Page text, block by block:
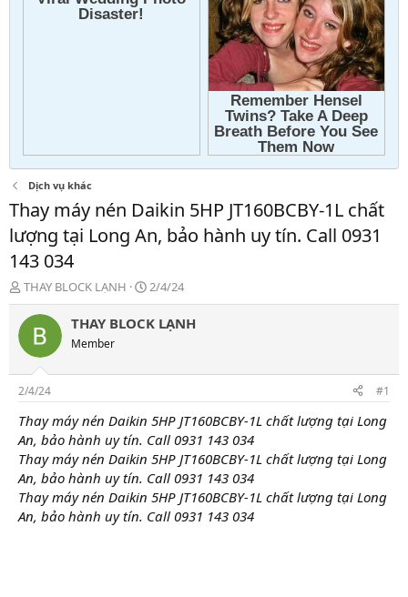
Dịch vụ khác
Thay máy nén Daikin 5HP JT160BCBY-1L chất
lượng tại Long An, bảo hành uy tín. Call 0931
143 034
T
h
r
a
s
t
a
r
t
e
r
THAY BLOCK LẠNH
N
g
à
2/4/24
THAY BLOCK LẠNH
Member
2/4/24 #1
Thay máy nén Daikin 5HP JT160BCBY-1L chất lượng tại Long
An, bảo hành uy tín. Call 0931 143 034
Thay máy nén Daikin 5HP JT160BCBY-1L chất lượng tại Long
An, bảo hành uy tín. Call 0931 143 034
Thay máy nén Daikin 5HP JT160BCBY-1L chất lượng tại Long
An, bảo hành uy tín. Call 0931 143 034